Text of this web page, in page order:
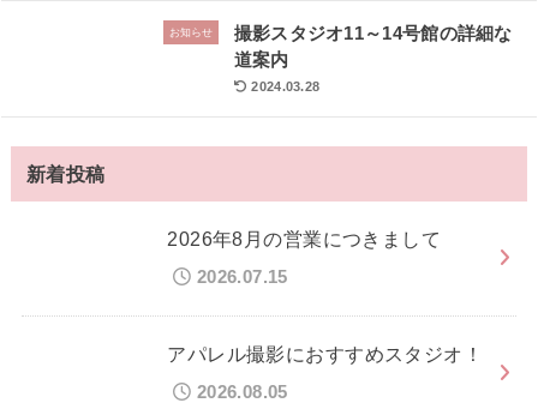
お知らせ
撮影スタジオ11～14号館の詳細な
道案内
2024.03.28
新着投稿
2026年8月の営業につきまして
2026.07.15
アパレル撮影におすすめスタジオ！
2026.08.05